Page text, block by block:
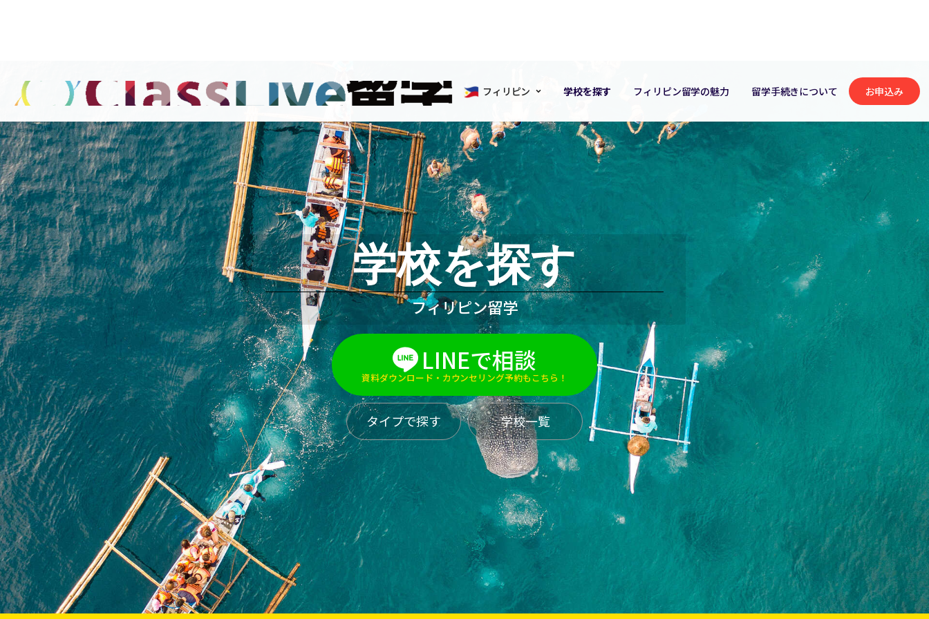
フィリピン 学校を探す フィリピン留学の魅力 留学手続きについて お申込み
学校を探す
フィリピン留学
LINEで相談
資料ダウンロード・カウンセリング予約もこちら！
タイプで探す 学校一覧